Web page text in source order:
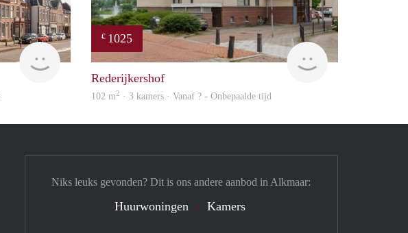
Woning
€ 1025
Rederijkershof
102 m2 · 3 kamers · Vanaf ? - Onbepaalde tijd
Niks leuks gevonden? Dit is ons andere aanbod in Alkmaar:
Huurwoningen Kamers